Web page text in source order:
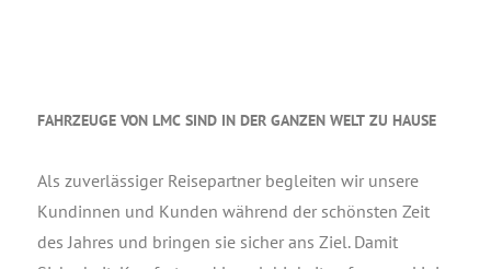
FAHRZEUGE VON LMC SIND IN DER GANZEN WELT ZU HAUSE
Als zuver­läs­si­ger Rei­se­part­ner beglei­ten wir unse­re
Kun­din­nen und Kun­den wäh­rend der schöns­ten Zeit
des Jah­res und brin­gen sie sicher ans Ziel. Damit